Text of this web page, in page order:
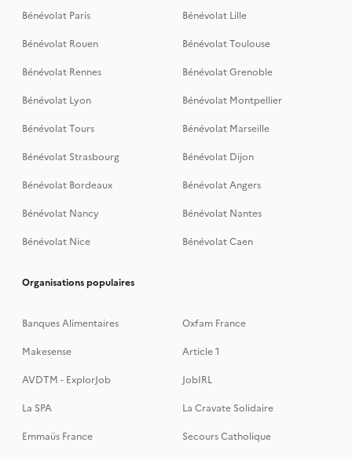
Bénévolat Paris
Bénévolat Lille
Bénévolat Rouen
Bénévolat Toulouse
Bénévolat Rennes
Bénévolat Grenoble
Bénévolat Lyon
Bénévolat Montpellier
Bénévolat Tours
Bénévolat Marseille
Bénévolat Strasbourg
Bénévolat Dijon
Bénévolat Bordeaux
Bénévolat Angers
Bénévolat Nancy
Bénévolat Nantes
Bénévolat Nice
Bénévolat Caen
Organisations populaires
Banques Alimentaires
Oxfam France
Makesense
Article 1
AVDTM - ExplorJob
JobIRL
La SPA
La Cravate Solidaire
Emmaüs France
Secours Catholique